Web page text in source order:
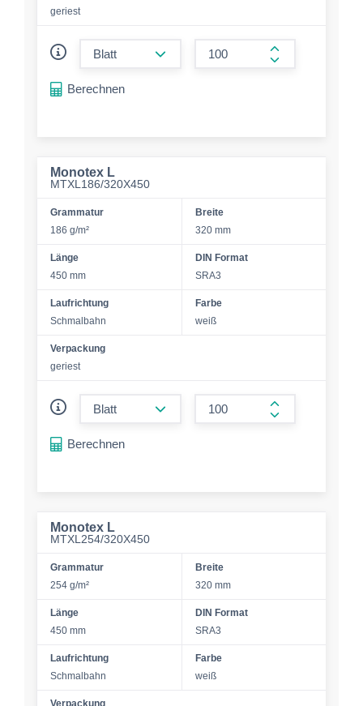
geriest
form.increase-
Berechnen
Monotex L
MTXL186/320X450
Grammatur
186 g/m²
Breite
320 mm
Länge
450 mm
DIN Format
SRA3
Laufrichtung
Schmalbahn
Farbe
weiß
Verpackung
geriest
form.increase-
Berechnen
Monotex L
MTXL254/320X450
Grammatur
254 g/m²
Breite
320 mm
Länge
450 mm
DIN Format
SRA3
Laufrichtung
Schmalbahn
Farbe
weiß
Verpackung